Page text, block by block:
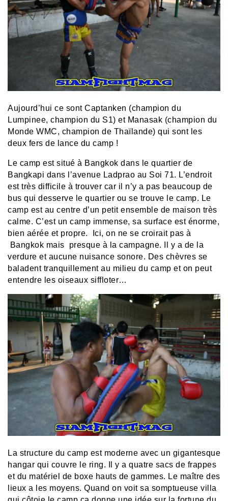
Aujourd’hui ce sont Captanken (champion du
Lumpinee, champion du S1) et Manasak (champion du
Monde WMC, champion de Thaïlande) qui sont les
deux fers de lance du camp !
Le camp est situé à Bangkok dans le quartier de
Bangkapi dans l’avenue Ladprao au Soi 71. L’endroit
est très difficile à trouver car il n’y a pas beaucoup de
bus qui desserve le quartier ou se trouve le camp. Le
camp est au centre d’un petit ensemble de maison très
calme. C’est un camp immense, sa surface est énorme,
bien aérée et propre. Ici, on ne se croirait pas à
Bangkok mais presque à la campagne. Il y a de la
verdure et aucune nuisance sonore. Des chèvres se
baladent tranquillement au milieu du camp et on peut
entendre les oiseaux siffloter…
La structure du camp est moderne avec un gigantesque
hangar qui couvre le ring. Il y a quatre sacs de frappes
et du matériel de boxe hauts de gammes. Le maître des
lieux a les moyens. Quand on voit sa somptueuse villa